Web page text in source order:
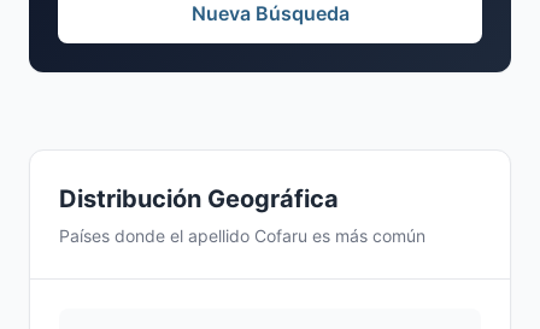
Distribución Geográfica
Países donde el apellido Cofaru es más común
Nueva Búsqueda